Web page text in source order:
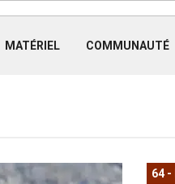
MATÉRIEL COMMUNAUTÉ
64 -